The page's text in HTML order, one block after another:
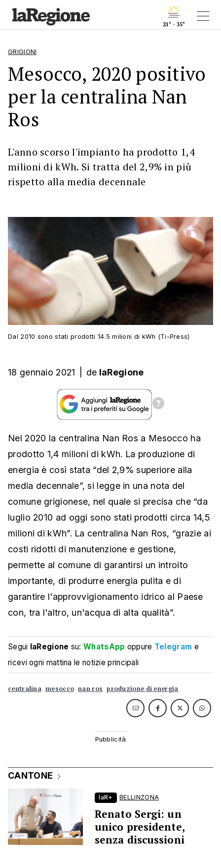
21° - 35°
GRIGIONI
Mesocco, 2020 positivo
per la centralina Nan
Ros
L'anno scorso l'impianto ha prodotto 1,4
milioni di kWh. Si tratta del 2,9% in più
rispetto alla media decennale
Dal 2010 sono stati prodotti 14.5 milioni di kWh (Ti-Press)
18 gennaio 2021 de laRegione
Nel 2020 la centralina Nan Ros a Mesocco ha
prodotto 1,4 milioni di kWh. La produzione di
energia è così stata “del 2,9% superiore alla
media decennale”, si legge in una nota del
comune grigionese, nel quale si precisa che “da
luglio 2010 ad oggi sono stati prodotti circa 14,5
milioni di kWh”. La centralina Nan Ros, “grazie ai
costi ridotti di manutenzione e gestione,
permette al comune di garantirsi un introito
importante, di produrre energia pulita e di
garantire l'approvvigionamento idrico al Paese
con, tra l'altro, un'acqua di alta qualità”.
Segui laRegione su:WhatsApp oppure Telegram e
ricevi ogni mattina le notizie principali
centralina mesocco nan ros produzione di energia
CANTONE
laR+ BELLINZONA
Renato Sergi: un
unico presidente,
senza discussioni